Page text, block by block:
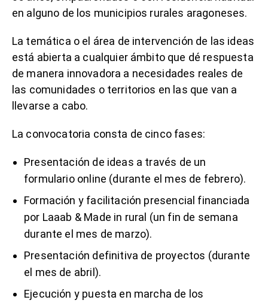
en alguno de los municipios rurales aragoneses.
La temática o el área de intervención de las ideas
está abierta a cualquier ámbito que dé respuesta
de manera innovadora a necesidades reales de
las comunidades o territorios en las que van a
llevarse a cabo.
La convocatoria consta de cinco fases:
Presentación de ideas a través de un
formulario online (durante el mes de febrero).
Formación y facilitación presencial financiada
por Laaab & Made in rural (un fin de semana
durante el mes de marzo).
Presentación definitiva de proyectos (durante
el mes de abril).
Ejecución y puesta en marcha de los